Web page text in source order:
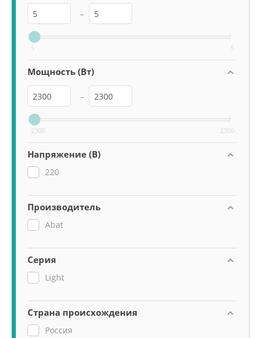
–
5 5
Мощность (Вт)
–
2300 2300
Напряжение (В)
220
Производитель
Abat
Серия
Light
Страна происхождения
Россия